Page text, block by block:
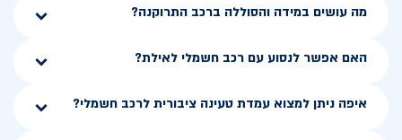
מה עושים במידה והסוללה ברכב התרוקנה?
האם אפשר לנסוע עם רכב חשמלי לאילת?
איפה ניתן למצוא עמדת טעינה ציבורית לרכב חשמלי?